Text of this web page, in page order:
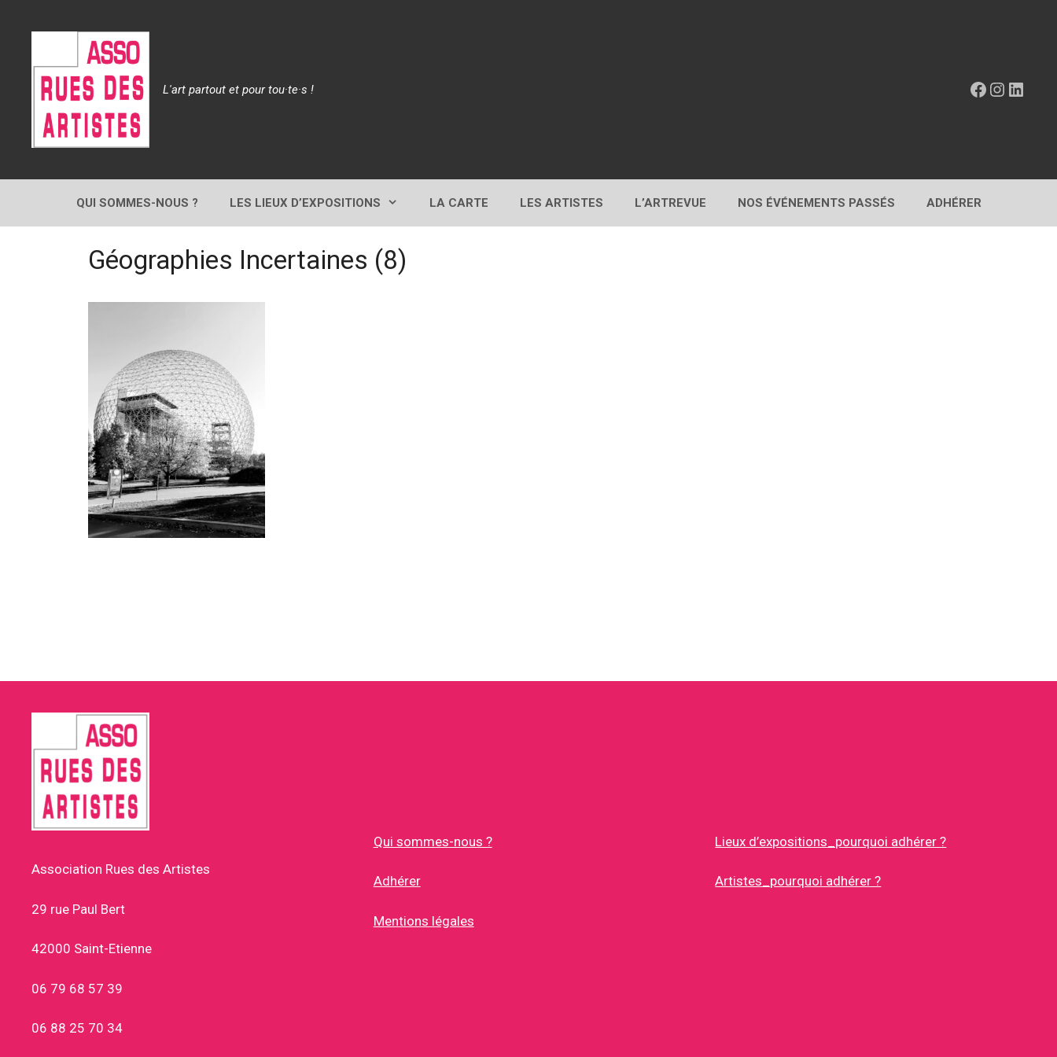
L'art partout et pour tou·te·s ! Facebook
QUI SOMMES-NOUS ? LES LIEUX D’EXPOSITIONS LA CARTE LES ARTISTES L’ARTREVUE NOS ÉVÉNEMENTS PASSÉS ADHÉRER
Géographies Incertaines (8)
Association Rues des Artistes
29 rue Paul Bert
42000 Saint-Etienne
06 79 68 57 39
06 88 25 70 34
Qui sommes-nous ?
Adhérer
Mentions légales
Lieux d’expositions_pourquoi adhérer ?
Artistes_pourquoi adhérer ?